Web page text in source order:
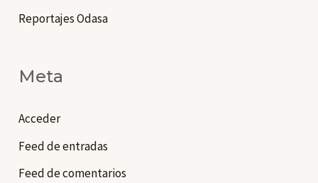
Reportajes Odasa
Meta
Acceder
Feed de entradas
Feed de comentarios